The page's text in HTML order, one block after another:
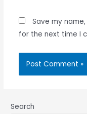
Save my
for the next time I
Search